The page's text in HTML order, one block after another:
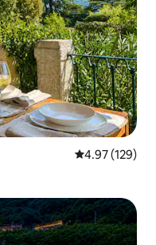
Calificación
4.97 (129)